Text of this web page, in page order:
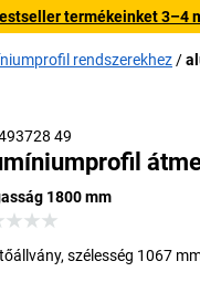
termékeinket
rendszerekhez
49
1800 mm
szélesség 1067